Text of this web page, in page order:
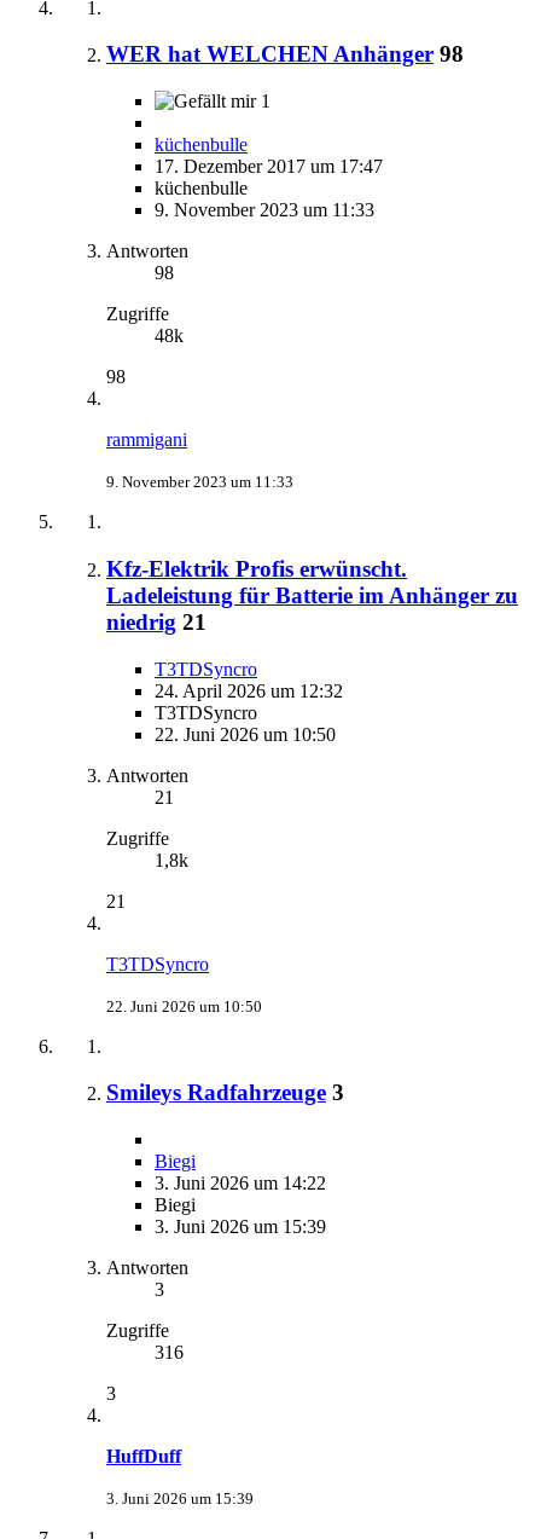
WER hat WELCHEN Anhänger 98
1
küchenbulle
17. Dezember 2017 um 17:47
küchenbulle
9. November 2023 um 11:33
Antworten
98
Zugriffe
48k
98
rammigani
9. November 2023 um 11:33
Kfz-Elektrik Profis erwünscht.
Ladeleistung für Batterie im Anhänger zu
niedrig 21
T3TDSyncro
24. April 2026 um 12:32
T3TDSyncro
22. Juni 2026 um 10:50
Antworten
21
Zugriffe
1,8k
21
T3TDSyncro
22. Juni 2026 um 10:50
Smileys Radfahrzeuge 3
Biegi
3. Juni 2026 um 14:22
Biegi
3. Juni 2026 um 15:39
Antworten
3
Zugriffe
316
3
HuffDuff
3. Juni 2026 um 15:39